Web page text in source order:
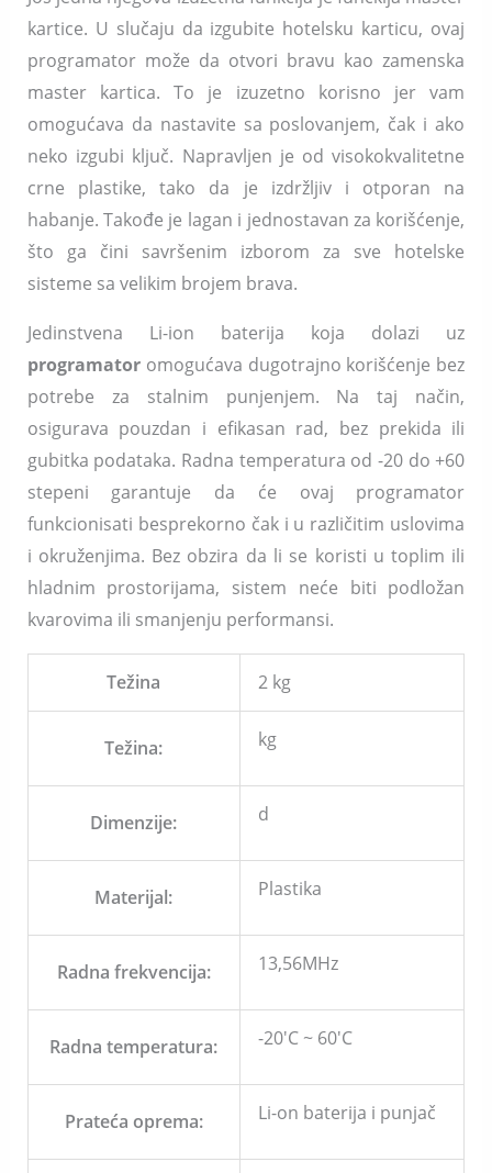
kartice. U slučaju da izgubite hotelsku karticu, ovaj
programator može da otvori bravu kao zamenska
master kartica. To je izuzetno korisno jer vam
omogućava da nastavite sa poslovanjem, čak i ako
neko izgubi ključ. Napravljen je od visokokvalitetne
crne plastike, tako da je izdržljiv i otporan na
habanje. Takođe je lagan i jednostavan za korišćenje,
što ga čini savršenim izborom za sve hotelske
sisteme sa velikim brojem brava.
Jedinstvena Li-ion baterija koja dolazi uz
programatoromogućava dugotrajno korišćenje bez
potrebe za stalnim punjenjem. Na taj način,
osigurava pouzdan i efikasan rad, bez prekida ili
gubitka podataka. Radna temperatura od -20 do +60
stepeni garantuje da će ovaj programator
funkcionisati besprekorno čak i u različitim uslovima
i okruženjima. Bez obzira da li se koristi u toplim ili
hladnim prostorijama, sistem neće biti podložan
kvarovima ili smanjenju performansi.
Težina 2 kg
Težina: kg
Dimenzije: d
Materijal: Plastika
Radna frekvencija: 13,56MHz
Radna temperatura: -20'C ~ 60'C
Prateća oprema: Li-on baterija i punjač